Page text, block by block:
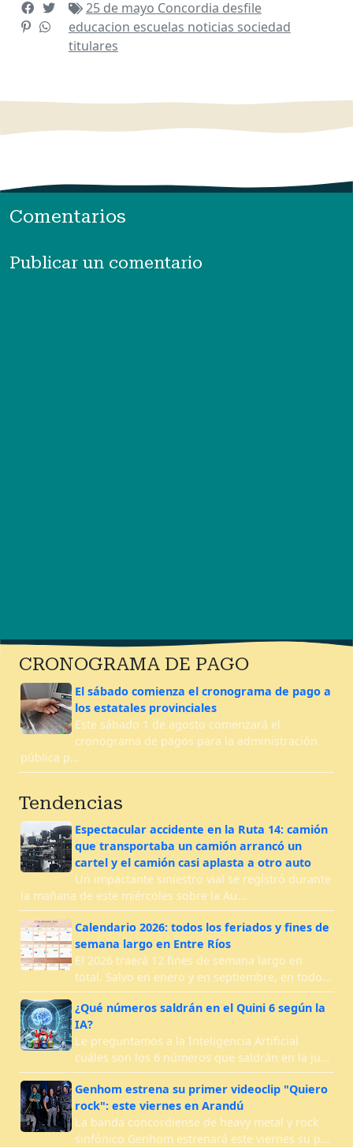
25 de mayo Concordia desfile
educacion escuelas noticias sociedad
titulares
Comentarios
Publicar un comentario
CRONOGRAMA DE PAGO
El sábado comienza el cronograma de pago a
los estatales provinciales
Este sábado 1 de agosto comenzará el
cronograma de pagos para la administración
pública p…
Tendencias
Espectacular accidente en la Ruta 14: camión
que transportaba un camión arrancó un
cartel y el camión casi aplasta a otro auto
Un impactante siniestro vial se registró durante
la mañana de este miércoles sobre la Au…
Calendario 2026: todos los feriados y fines de
semana largo en Entre Ríos
El 2026 traerá 12 fines de semana largo en
total. Salvo en enero y en septiembre, en todo…
¿Qué números saldrán en el Quini 6 según la
IA?
Le preguntamos a la Inteligencia Artificial
cuáles son los 6 números que saldrán en la ju…
Genhom estrena su primer videoclip "Quiero
rock": este viernes en Arandú
La banda concordiense de heavy metal y rock
sinfónico Genhom estrenará este viernes su p…